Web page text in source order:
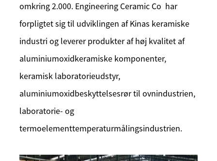
omkring 2.000. Engineering Ceramic Co har
forpligtet sig til udviklingen af ​​Kinas keramiske
industri og leverer produkter af høj kvalitet af
aluminiumoxidkeramiske komponenter,
keramisk laboratorieudstyr,
aluminiumoxidbeskyttelsesrør til ovnindustrien,
laboratorie- og
termoelementtemperaturmålingsindustrien.